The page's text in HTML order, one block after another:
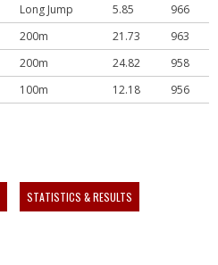
Long Jump 5.85
966
200m 21.73
963
200m 24.82
958
100m 12.18 956
STATISTICS & RESULTS